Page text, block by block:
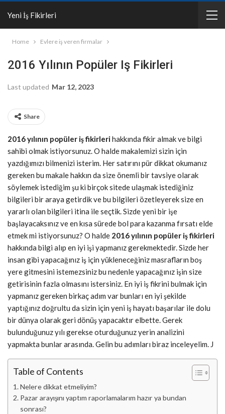
Yeni İş Fikirleri
Home Evlere iş veren firmalar
2016 Yılının Popüler Iş Fikirleri
Last updated Mar 12, 2023
Share
2016 yılının popüler iş fikirlerihakkında fikir almak ve bilgi
sahibi olmak istiyorsunuz. O halde makalemizi sizin için
yazdığımızı bilmenizi isterim. Her satırını pür dikkat okumanız
gereken bu makale hakkın da size önemli bir tavsiye olarak
söylemek istediğim şu ki birçok sitede ulaşmak istediğiniz
bilgileri bir araya getirdik ve bu bilgileri özetleyerek size en
yararlı olan bilgileri itina ile seçtik. Sizde yeni bir işe
başlayacaksınız ve en kısa sürede bol para kazanma fırsatı elde
etmek mi istiyorsunuz? O halde 2016 yılının popüler iş fikirleri
hakkında bilgi alıp en iyi işi yapmanız gerekmektedir. Sizde her
insan gibi yapacağınız iş için yükleneceğiniz masrafların boş
yere gitmesini istemezsiniz bu nedenle yapacağınız işin size
getirisinin fazla olmasını istersiniz. En iyi iş fikrini bulmak için
yapmanız gereken birkaç adım var bunları en iyi şekilde
yaptığınız doğrultu da sizin için yeni iş hayatı başarılar ile dolu
bir dünya olarak geri dönüş yapacaktır elbette. Gerek
bulunduğunuz yılı gerekse oturduğunuz yerin analizini
yapmakta bunlar arasında. Gelin bu adımları biraz inceleyelim. J
Table of Contents
Nelere dikkat etmeliyim?
Pazar arayışını yaptım raporlamalarım hazır ya bundan
sonrası?